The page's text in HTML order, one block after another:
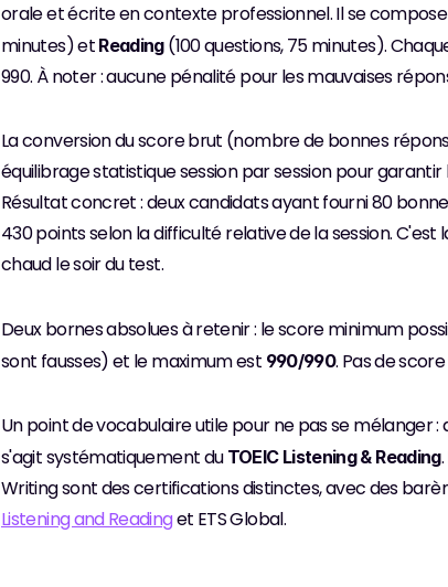
orale et écrite en contexte professionnel. Il se
minutes) et Reading (100 questions, 75 minutes).
990. À noter : aucune pénalité pour les mauvaises
La conversion du score brut (nombre de bonnes
équilibrage statistique session par session pour
Résultat concret : deux candidats ayant fourni 80
430 points selon la difficulté relative de la session.
chaud le soir du test.
Deux bornes absolues à retenir : le score minimum
sont fausses) et le maximum est 990/990. Pas de
Un point de vocabulaire utile pour ne pas se mélanger :
s'agit systématiquement du TOEIC Listening & Reading
Writing sont des certifications distinctes, avec des
Listening and Reading et ETS Global.